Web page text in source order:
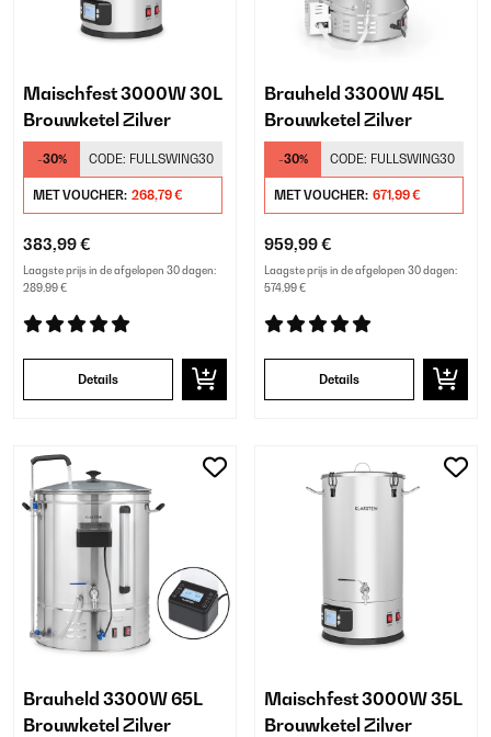
Maischfest 3000W 30L
Brouwketel Zilver
-30% CODE: FULLSWING30
MET VOUCHER: 268,79 €
383,99 €
Laagste prijs in de afgelopen 30 dagen:
289,99 €
Details
Brauheld 3300W 45L
Brouwketel Zilver
-30% CODE: FULLSWING30
MET VOUCHER: 671,99 €
959,99 €
Laagste prijs in de afgelopen 30 dagen:
574,99 €
Details
Brauheld 3300W 65L
Brouwketel Zilver
Maischfest 3000W 35L
Brouwketel Zilver